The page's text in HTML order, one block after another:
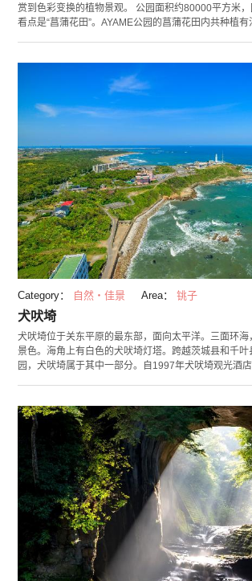
赏到色彩变换的植物景观。 公园面积约80000平方米，
看点是“菖蒲花田”。AYAME公园的菖蒲花田内共种植
树木可以观赏，堪称“四季庭院”，看点满满。在“森林
的各种游客设施和小狗乐园，儿童和宠物都可以开心在
月，150万株盛开的菖蒲花会迎来“AYAMA节”，7月至8
种莲花，届时还会举办“莲花节”。AYAME节期间商店和
以在其中品尝到公园特色小吃。
Category： 自然・佳景 Area： 铫子
犬吠埼
犬吠埼位于关东平原的最东部，面向太平洋。三面环海
景色。海角上有白色的犬吠埼灯塔。跨越茨城县和千
园，犬吠埼属于其中一部分。自1997年犬吠埼观光酒
本最早能看到日出的著名景点，每年元旦有许多游客到